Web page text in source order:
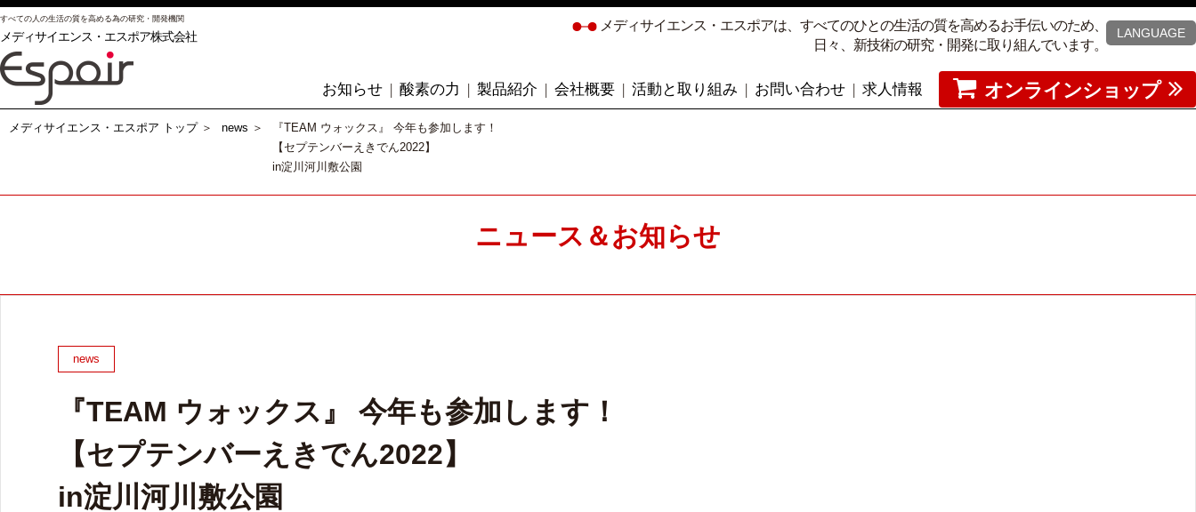
すべての人の生活の質を高める為の研究・開発機関
メディサイエンス・エスポア株式会社
メディサイエンス・エスポアは、すべてのひとの生活の質を高めるお手伝いのため、
日々、新技術の研究・開発に取り組んでいます。
LANGUAGE
お知らせ 酸素の力 製品紹介 会社概要 活動と取り組み お問い合わせ 求人情報 オンラインショップ
メディサイエンス・エスポア トップ＞ news ＞
『TEAM ウォックス』 今年も参加します！
【セプテンバーえきでん2022】
in淀川河川敷公園
ニュース＆お知らせ
news
『TEAM ウォックス』 今年も参加します！
【セプテンバーえきでん2022】
in淀川河川敷公園